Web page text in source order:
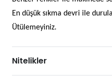
En düşük sıkma devri ile
Ütülemeyiniz.
Nitelikler